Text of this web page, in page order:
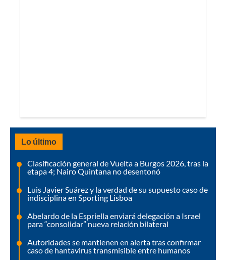
Lo último
Clasificación general de Vuelta a Burgos 2026, tras la
etapa 4; Nairo Quintana no desentonó
Luis Javier Suárez y la verdad de su supuesto caso de
indisciplina en Sporting Lisboa
Abelardo de la Espriella enviará delegación a Israel
para “consolidar” nueva relación bilateral
Autoridades se mantienen en alerta tras confirmar
caso de hantavirus transmisible entre humanos